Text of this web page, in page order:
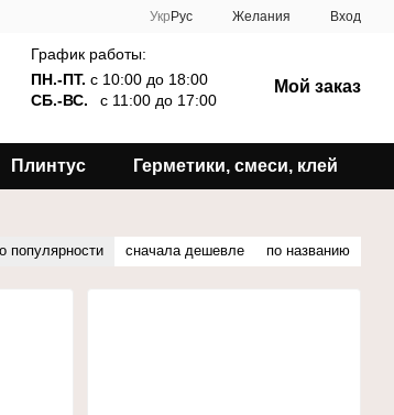
Укр Рус Желания Вход
График работы:
ПН.-ПТ. с 10:00 до 18:00
СБ.-ВС.
с 11:00 до 17:00
Мой заказ
Плинтус Герметики, смеси, клей
популярности сначала дешевле по названию